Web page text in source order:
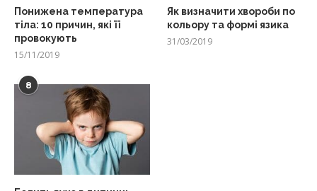
Понижена температура
тіла: 10 причин, які її
провокують
15/11/2019
Як визначити хвороби по
кольору та формі язика
31/03/2019
8